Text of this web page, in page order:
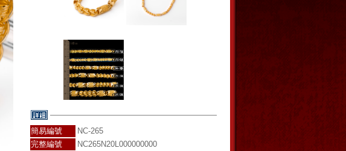
簡易編號
NC-265
完整編號
NC265N20L000000000